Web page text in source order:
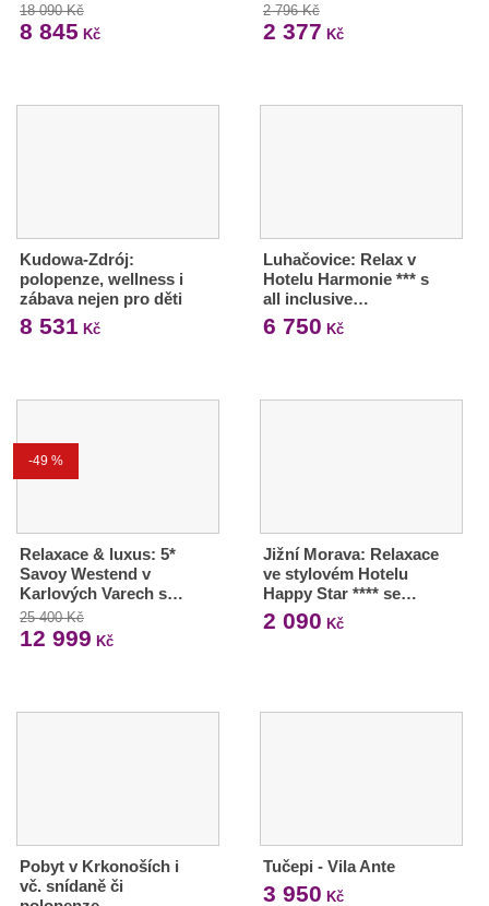
18 090 Kč
8 845 Kč
2 796 Kč
2 377 Kč
Kudowa-Zdrój:
polopenze, wellness i
zábava nejen pro děti
8 531 Kč
Luhačovice: Relax v
Hotelu Harmonie *** s
all inclusive…
6 750 Kč
-49 %
Relaxace & luxus: 5*
Savoy Westend v
Karlových Varech s…
25 400 Kč
12 999 Kč
Jižní Morava: Relaxace
ve stylovém Hotelu
Happy Star **** se…
2 090 Kč
Pobyt v Krkonoších i
vč. snídaně či
Tučepi - Vila Ante
3 950 Kč